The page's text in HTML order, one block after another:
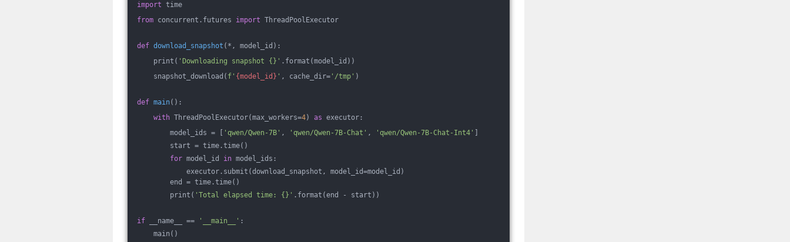
import time
from concurrent.futures import ThreadPoolExecutor
def download_snapshot (*, model_id) :
print( 'Downloading snapshot {}' .format(model_id))
snapshot_download( f' {model_id} ' , cache_dir= '/tmp' )
def main() :
with ThreadPoolExecutor(max_workers=4) as executor:
model_ids = [
'qwen/Qwen-7B' , 'qwen/Qwen-7B-Chat' , 'qwen/Qwen-7B-Chat-Int4'
start = time.time()
for model_id in model_ids:
executor.submit(download_snapshot, model_id=model_id)
end = time.time()
print( 'Total elapsed time: {}' .format(end - start))
if __name__ == '__main__' :
main()